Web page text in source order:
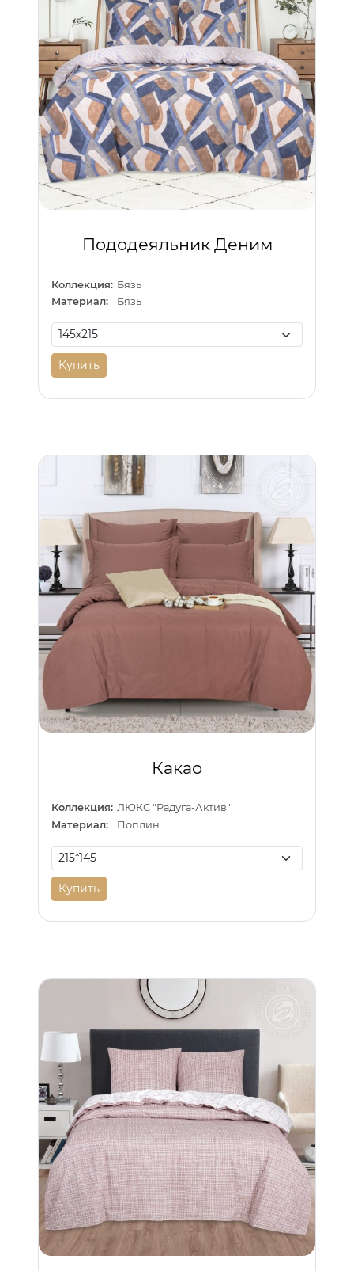
Пододеяльник Деним
Коллекция: Бязь
Материал:
Бязь
Купить
Какао
Коллекция: ЛЮКС "Радуга-Актив"
Материал:
Поплин
Купить